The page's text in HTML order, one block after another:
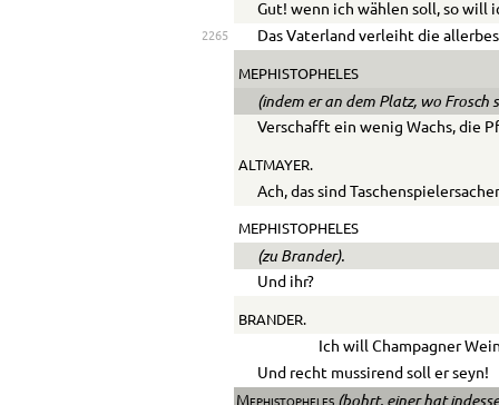
Gut! wenn ich wählen soll, so will
2265 Das Vaterland verleiht die
MEPHISTOPHELES
(indem er an dem Platz, wo Frosch
Verschafft ein wenig Wachs, die
ALTMAYER.
Ach, das sind
MEPHISTOPHELES
(zu Brander).
Und ihr?
BRANDER.
Ich will Champagner
Und recht mussirend soll er seyn!
Mephistopheles(bohrt, einer hat